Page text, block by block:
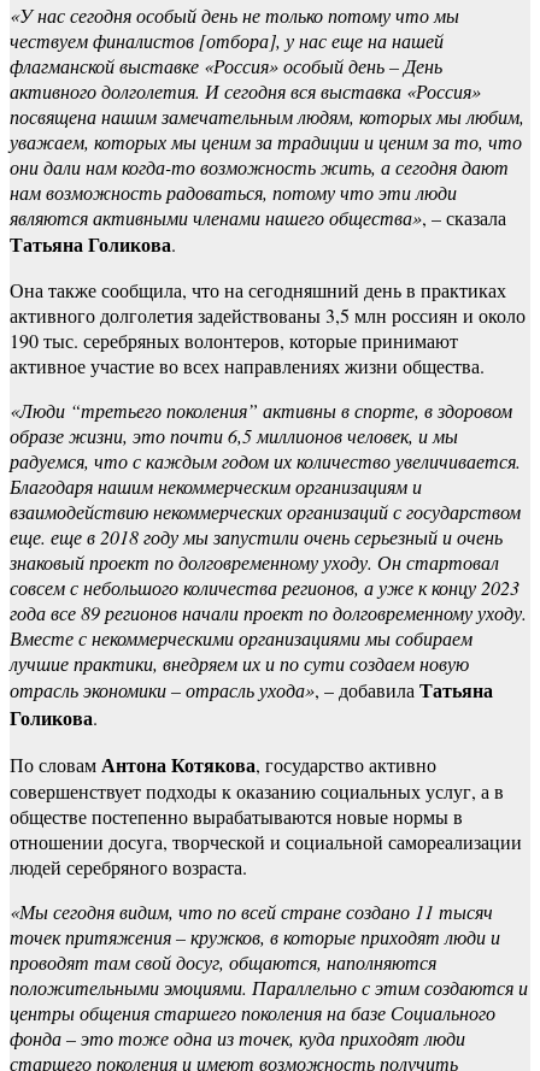
«У нас сегодня особый день не только потому что мы
чествуем финалистов [отбора], у нас еще на нашей
флагманской выставке «Россия» особый день – День
активного долголетия. И сегодня вся выставка «Россия»
посвящена нашим замечательным людям, которых мы любим,
уважаем, которых мы ценим за традиции и ценим за то, что
они дали нам когда-то возможность жить, а сегодня дают
нам возможность радоваться, потому что эти люди
являются активными членами нашего общества», – сказала
Татьяна Голикова.
Она также сообщила, что на сегодняшний день в практиках
активного долголетия задействованы 3,5 млн россиян и около
190 тыс. серебряных волонтеров, которые принимают
активное участие во всех направлениях жизни общества.
«Люди “третьего поколения” активны в спорте, в здоровом
образе жизни, это почти 6,5 миллионов человек, и мы
радуемся, что с каждым годом их количество увеличивается.
Благодаря нашим некоммерческим организациям и
взаимодействию некоммерческих организаций с государством
еще. еще в 2018 году мы запустили очень серьезный и очень
знаковый проект по долговременному уходу. Он стартовал
совсем с небольшого количества регионов, а уже к концу 2023
года все 89 регионов начали проект по долговременному уходу.
Вместе с некоммерческими организациями мы собираем
лучшие практики, внедряем их и по сути создаем новую
отрасль экономики – отрасль ухода», – добавила Татьяна
Голикова.
По словамАнтона Котякова, государство активно
совершенствует подходы к оказанию социальных услуг, а в
обществе постепенно вырабатываются новые нормы в
отношении досуга, творческой и социальной самореализации
людей серебряного возраста.
«Мы сегодня видим, что по всей стране создано 11 тысяч
точек притяжения – кружков, в которые приходят люди и
проводят там свой досуг, общаются, наполняются
положительными эмоциями. Параллельно с этим создаются и
центры общения старшего поколения на базе Социального
фонда – это тоже одна из точек, куда приходят люди
старшего поколения и имеют возможность получить